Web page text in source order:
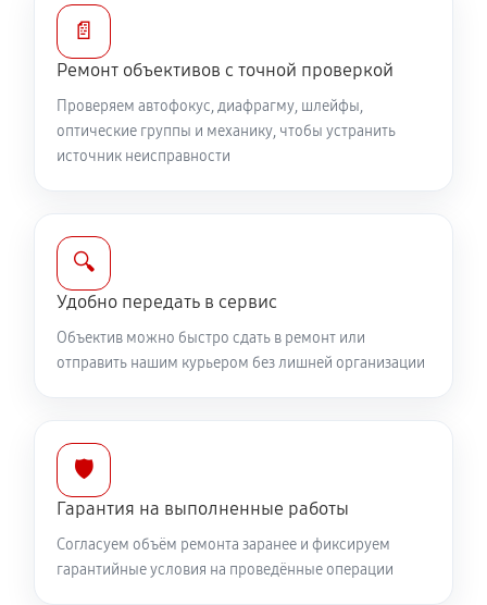
Устранение механических повреждений
Ремонт электроники объектива Canon EF-S 10-
18mm F4.5-5.6 IS STM
1040 руб
Ремонт передней линзы объектива
920 руб 60 минут
Ремонт кольца зуммирования
460 руб 60 минут
Разблокировка заклинивания
📄
Ремонт объективов с точной проверкой
Проверяем автофокус, диафрагму, шлейфы,
оптические группы и механику, чтобы устранить
источник неисправности
🔍
Удобно передать в сервис
Объектив можно быстро сдать в ремонт или
отправить нашим курьером без лишней организации
🛡️
Гарантия на выполненные работы
Согласуем объём ремонта заранее и фиксируем
гарантийные условия на проведённые операции